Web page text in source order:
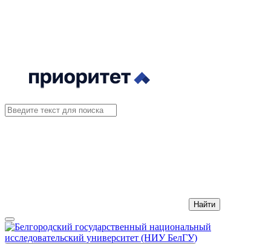
Найти